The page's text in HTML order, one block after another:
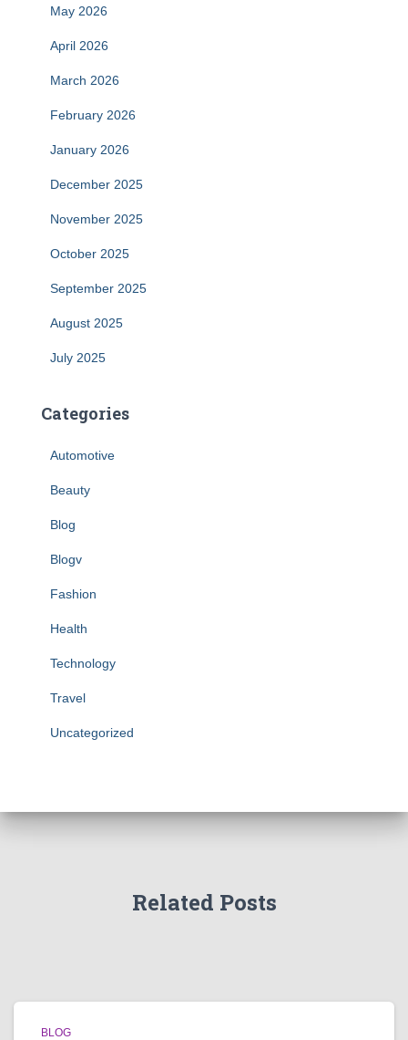
May 2026
April 2026
March 2026
February 2026
January 2026
December 2025
November 2025
October 2025
September 2025
August 2025
July 2025
Categories
Automotive
Beauty
Blog
Blogv
Fashion
Health
Technology
Travel
Uncategorized
Related Posts
BLOG